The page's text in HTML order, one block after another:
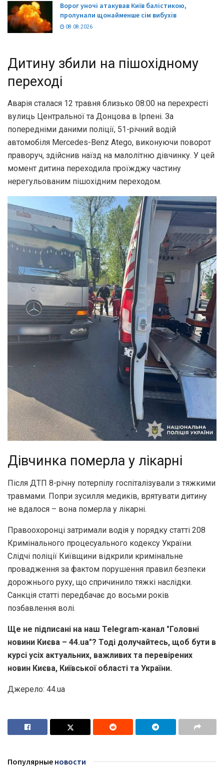
Ворог уночі атакував Київ балістикою,
пролунали щонайменше сім вибухів
08.08.2026
Дитину збили на пішохідному
переході
Аварія сталася 12 травня близько 08:00 на перехресті
вулиць Центральної та Донцова в Ірпені. За
попередніми даними поліції, 51-річний водій
автомобіля Mercedes-Benz Atego, виконуючи поворот
праворуч, здійснив наїзд на малолітню дівчинку. У цей
момент дитина переходила проїжджу частину
нерегульованим пішохідним переходом.
Дівчинка померла у лікарні
Після ДТП 8-річну потерпілу госпіталізували з тяжкими
травмами. Попри зусилля медиків, врятувати дитину
не вдалося – вона померла у лікарні.
Правоохоронці затримали водія у порядку статті 208
Кримінального процесуального кодексу України.
Слідчі поліції Київщини відкрили кримінальне
провадження за фактом порушення правил безпеки
дорожнього руху, що спричинило тяжкі наслідки.
Санкція статті передбачає до восьми років
позбавлення волі.
Ще не підписані на наш Telegram-канал "Головні
новини Києва – 44.ua"? Тоді долучайтесь, щоб бути в
курсі усіх актуальних, важливих та перевірених
новин Києва, Київської області та України.
Джерело: 44.ua
Популярные новости